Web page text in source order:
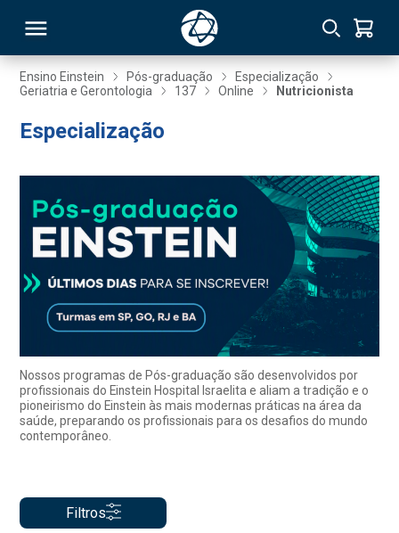
Ensino Einstein Pós-graduação
Especialização
Geriatria e Gerontologia
137 Online Nutricionista
Especialização
Nossos programas de Pós-graduação são desenvolvidos por
profissionais do Einstein Hospital Israelita e aliam a tradição e o
pioneirismo do Einstein às mais modernas práticas na área da
saúde, preparando os profissionais para os desafios do mundo
contemporâneo.
Filtros